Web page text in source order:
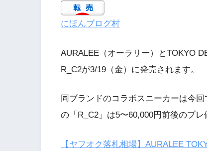
にほんブログ村
AURALEE（オーラリー）とTOKYO
R_C2が3/19（金）に発売されます。
同ブランドのコラボスニーカーは今
の「R_C2」は5〜60,000円前後のプレ
【ヤフオク落札相場】AURALEE